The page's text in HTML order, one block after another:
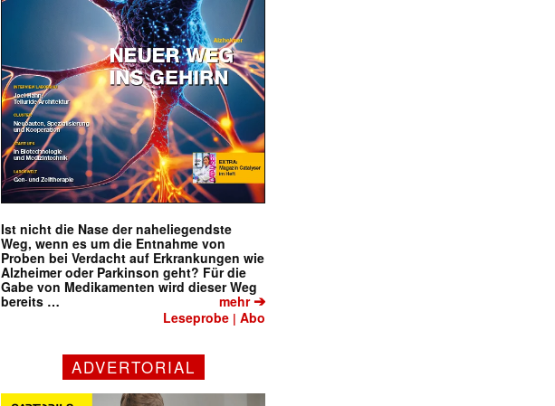
Ist nicht die Nase der naheliegendste
Weg, wenn es um die Entnahme von
Proben bei Verdacht auf Erkrankungen wie
Alzheimer oder Parkinson geht? Für die
Gabe von Medikamenten wird dieser Weg
bereits …
mehr➔
Leseprobe |Abo
ADVERTORIAL